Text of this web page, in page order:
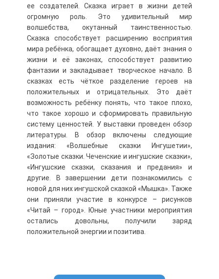
ее создателей. Сказка играет в жизни детей
огромную роль. Это удивительный мир
волшебства, окутанный таинственностью.
Сказка способствует расширению восприятия
мира ребёнка, обогащает духовно, даёт знания о
жизни и её законах, способствует развитию
фантазии и закладывает творческое начало. В
сказках есть чёткое разделение героев на
положительных и отрицательных. Это даёт
возможность ребёнку понять, что такое плохо,
что такое хорошо и сформировать правильную
систему ценностей. У выставки проведен обзор
литературы. В обзор включены следующие
издания: «Волшебные сказки Ингушетии»,
«Золотые сказки. Чеченские и ингушские сказки»,
«Ингушские сказки, сказания и предания» и
другие. В завершении дети познакомились с
новой для них ингушской сказкой «Мышка». Также
они приняли участие в конкурсе – рисунков
«Читай – город». Юные участники мероприятия
остались довольны, получили заряд
положительной энергии и позитива.